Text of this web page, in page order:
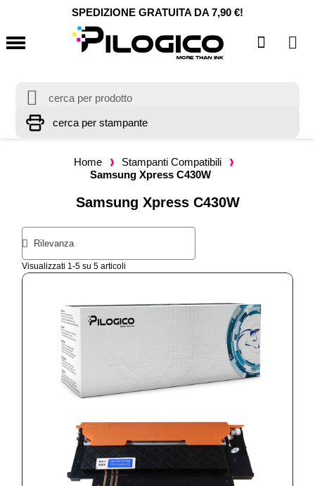
SPEDIZIONE GRATUITA DA 7,90 €!
Home
Stampanti Compatibili
Samsung Xpress C430W
Samsung Xpress C430W
Visualizzati 1-5 su 5 articoli